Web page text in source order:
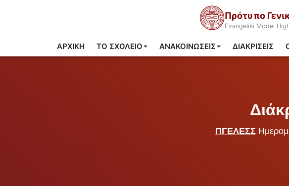
Πρότυπο
Evangeliki Model
ΑΡΧΙΚΉ ΤΟ ΣΧΟΛΕΊΟ ΑΝΑΚΟΙΝΩΣΕΙΣ ΔΙΑΚΡΊΣΕΙΣ
ΠΓΕΛΕΣΣ